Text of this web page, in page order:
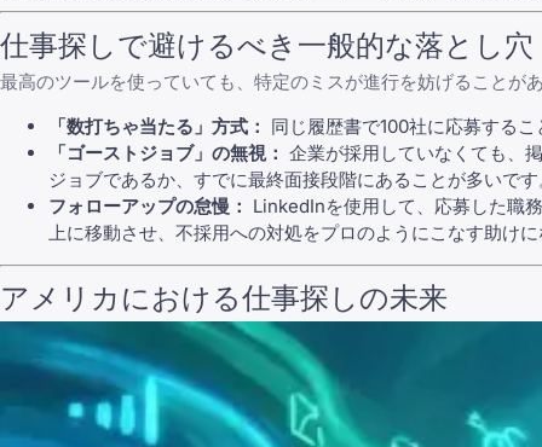
仕事探しで避けるべき一般的な落とし穴
最高のツールを使っていても、特定のミスが進行を妨げることが
「数打ちゃ当たる」方式： 同じ履歴書で100社に応募する
「ゴーストジョブ」の無視： 企業が採用していなくても、
ジョブであるか、すでに最終面接段階にあることが多いで
フォローアップの怠慢： LinkedInを使用して、応募した職
上に移動させ、 不採用への対処をプロのようにこなす助け
アメリカにおける仕事探しの未来